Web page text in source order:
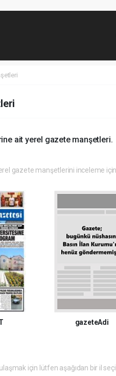
ait yerel gazete manşetleri.
gazete manşetlerini inceleme
gazeteAdi
için lütfen aşağıdan bir il